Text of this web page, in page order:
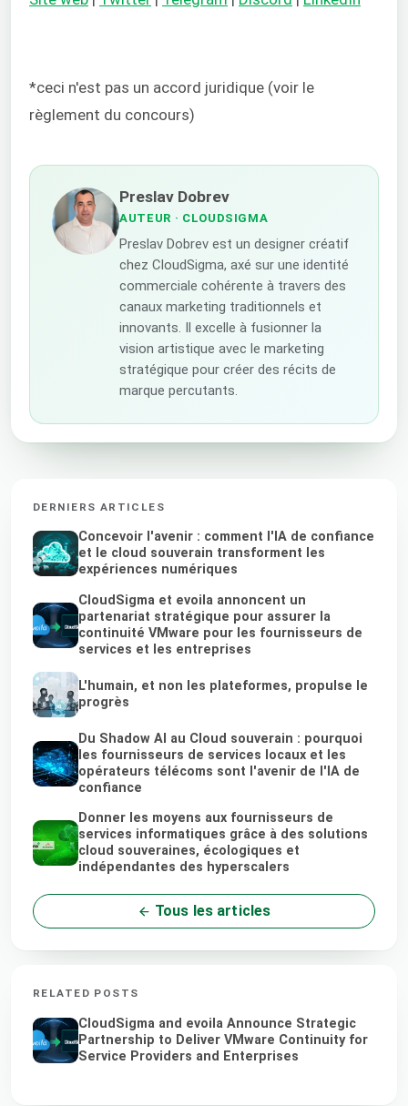
*ceci n'est pas un accord juridique (voir le
règlement du concours)
Preslav Dobrev
AUTEUR · CLOUDSIGMA
Preslav Dobrev est un designer créatif
chez CloudSigma, axé sur une identité
commerciale cohérente à travers des
canaux marketing traditionnels et
innovants. Il excelle à fusionner la
vision artistique avec le marketing
stratégique pour créer des récits de
marque percutants.
DERNIERS ARTICLES
Concevoir l'avenir : comment l'IA de confiance
et le cloud souverain transforment les
expériences numériques
CloudSigma et evoila annoncent un
partenariat stratégique pour assurer la
continuité VMware pour les fournisseurs de
services et les entreprises
L'humain, et non les plateformes, propulse le
progrès
Du Shadow AI au Cloud souverain : pourquoi
les fournisseurs de services locaux et les
opérateurs télécoms sont l'avenir de l'IA de
confiance
Donner les moyens aux fournisseurs de
services informatiques grâce à des solutions
cloud souveraines, écologiques et
indépendantes des hyperscalers
Tous les articles
RELATED POSTS
CloudSigma and evoila Announce Strategic
Partnership to Deliver VMware Continuity for
Service Providers and Enterprises